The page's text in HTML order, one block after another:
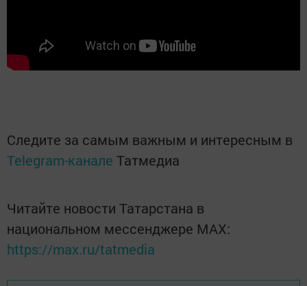
Следите за самым важным и интересным в
Telegram-канале Татмедиа
Читайте новости Татарстана в
национальном мессенджере MАХ:
https://max.ru/tatmedia